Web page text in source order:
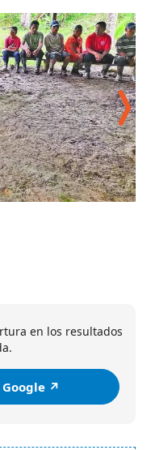
la comunidad se reune con
en los resultados
Google ↗️